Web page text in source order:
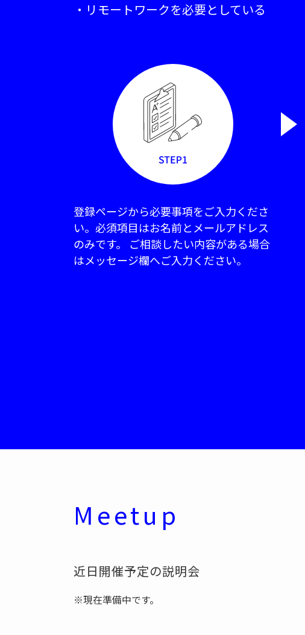
・リモートワークを必要としている
登録ページから必要事項をご入力くださ
い。必須項目はお名前とメールアドレス
のみです。 ご相談したい内容がある場合
はメッセージ欄へご入力ください。
Meetup
近日開催予定の説明会
※現在準備中です。